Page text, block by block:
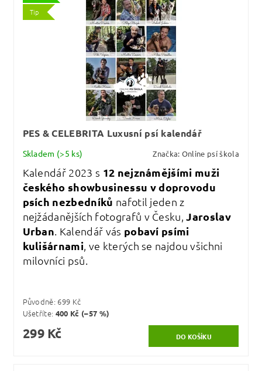
Tip
PES & CELEBRITA Luxusní psí kalendář
Skladem (>5 ks) Značka: Online psí škola
Kalendář 2023 s 12 nejznámějšími muži
českého showbusinessu v doprovodu
psích nezbedníků nafotil jeden z
nejžádanějších fotografů v Česku,Jaroslav
Urban. Kalendář vás pobaví psími
kulišárnami, ve kterých se najdou všichni
milovníci psů.
Původně: 699 Kč
Ušetříte: 400 Kč (–57 %)
299 Kč